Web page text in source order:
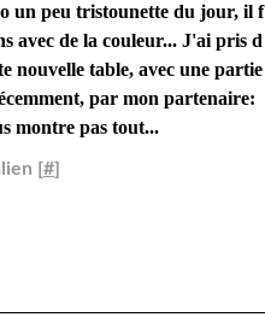
un peu tristounette du jour, il f
avec de la couleur... J'ai pris d
nouvelle table, avec une partie
par mon partenaire:
montre pas tout...
[#]